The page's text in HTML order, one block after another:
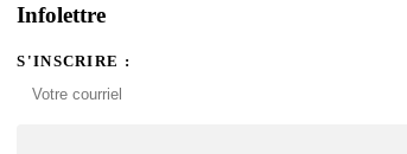
Infolettre
S'INSCRIRE :